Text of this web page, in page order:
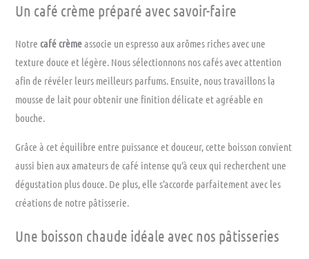
Un café crème préparé avec savoir-faire
Notrecafé crèmeassocie un espresso aux arômes riches avec une
texture douce et légère. Nous sélectionnons nos cafés avec attention
afin de révéler leurs meilleurs parfums. Ensuite, nous travaillons la
mousse de lait pour obtenir une finition délicate et agréable en
bouche.
Grâce à cet équilibre entre puissance et douceur, cette boisson convient
aussi bien aux amateurs de café intense qu’à ceux qui recherchent une
dégustation plus douce. De plus, elle s’accorde parfaitement avec les
créations de notre pâtisserie.
Une boisson chaude idéale avec nos pâtisseries